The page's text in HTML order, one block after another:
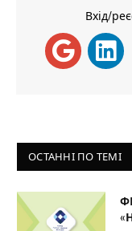
Вхід/
ОСТАННІ ПО ТЕМІ